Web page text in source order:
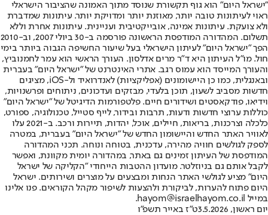
"ישראל היום" הוא גוף תקשורת שנוסד מתוך האמונה שהציבור הישראלי
ראוי לעיתונות טובה יותר, מאוזנת יותר ומדויקת יותר. עיתונות שמדברת
ולא צועקת. עיתונות אמינה, אובייקטיבית ועניינית. עיתונות אחרת וללא
תשלום. המהדורה המודפסת הראשונה פורסמה ב-30 ביולי 2007, וב-2010
הפך "ישראל היום" לעיתון הישראלי בעל שיעור החשיפה הגבוה ביותר בימי
חול. מו"ל העיתון היא ד"ר מרים אדלסון. העורך הראשי הוא עמר לחמנוביץ,
והעורך המייסד הוא עמוס רגב. אתרי האינטרנט של "ישראל היום" בעברית
ובאנגלית, כמו כן היישומונים (אפליקציות) לאנדרואיד ול-iOS, מציגים
חדשות מסביב לשעון, תוכן בלעדי, מבזקים ועדכונים, ניתוחים ופרשנויות,
וידיאו, פודקאסטים ושידורים חיים. פלטפורמות הדיגיטל של "ישראל היום"
כוללות ערוצי חדשות ודעות, תרבות ובידור, לייף סטייל, טכנולוגיה, ספורט,
כלכלה וצרכנות, בריאות, חיילים, אוכל, יהדות, תיירות ורכב. ב-2021 עלו
לאוויר האתר החדש והיישומון החדש של "ישראל היום" בעברית, במטרה
לספק לגולשים חוויה מהירה, עדכנית, בטוחה ונוחה. תכני המהדורה
המודפסת של העיתון זמינים גם באתר, במהדורה יומית מקוונת, ואפשר
לקבל אותם גם בניוזלטר. מועדון ההטבות הייחודי "הקליקה של ישראל
היום" מציע לגולשי האתר הנחות ומבצעים על מוצרים ושירותים. ישראל
היום פתוח להערות, לביקורת ולהצעות לשיפור מקהל הקוראים. פנו אלינו
במייל hayom@israelhayom.co.il.
יום ראשון, 3.5.2026
ט"ז באייר תשפ"ו